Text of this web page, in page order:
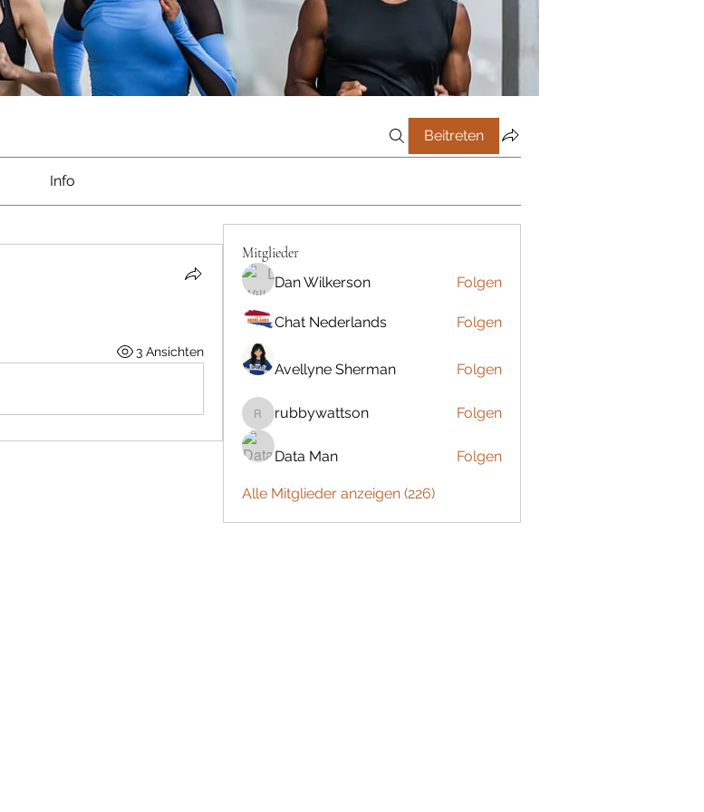
Beitreten
Info
3 Ansichten
Mitglieder
Dan Wilkerson Folgen
Chat Nederlands Folgen
Avellyne Sherman Folgen
rubbywattson
rubbywattson Folgen
Data Man Folgen
Alle Mitglieder anzeigen (226)